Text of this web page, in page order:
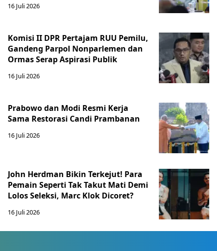
16 Juli 2026
Komisi II DPR Pertajam RUU Pemilu,
Gandeng Parpol Nonparlemen dan
Ormas Serap Aspirasi Publik
16 Juli 2026
Prabowo dan Modi Resmi Kerja
Sama Restorasi Candi Prambanan
16 Juli 2026
John Herdman Bikin Terkejut! Para
Pemain Seperti Tak Takut Mati Demi
Lolos Seleksi, Marc Klok Dicoret?
16 Juli 2026